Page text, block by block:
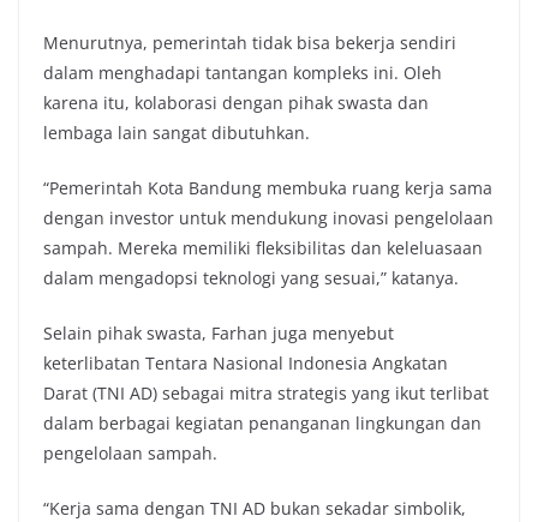
Menurutnya, pemerintah tidak bisa bekerja sendiri
dalam menghadapi tantangan kompleks ini. Oleh
karena itu, kolaborasi dengan pihak swasta dan
lembaga lain sangat dibutuhkan.
“Pemerintah Kota Bandung membuka ruang kerja sama
dengan investor untuk mendukung inovasi pengelolaan
sampah. Mereka memiliki fleksibilitas dan keleluasaan
dalam mengadopsi teknologi yang sesuai,” katanya.
Selain pihak swasta, Farhan juga menyebut
keterlibatan Tentara Nasional Indonesia Angkatan
Darat (TNI AD) sebagai mitra strategis yang ikut terlibat
dalam berbagai kegiatan penanganan lingkungan dan
pengelolaan sampah.
“Kerja sama dengan TNI AD bukan sekadar simbolik,